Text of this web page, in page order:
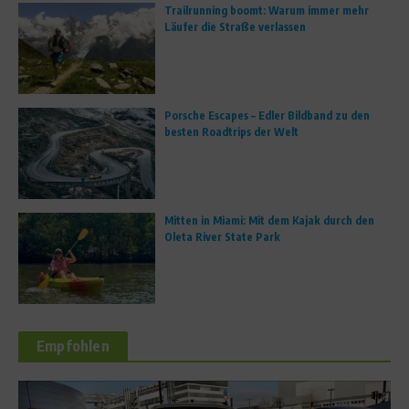
Trailrunning boomt: Warum immer mehr
Läufer die Straße verlassen
Porsche Escapes – Edler Bildband zu den
besten Roadtrips der Welt
Mitten in Miami: Mit dem Kajak durch den
Oleta River State Park
Empfohlen